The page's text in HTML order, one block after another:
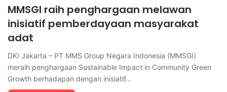
MMSGI raih penghargaan melawan
inisiatif pemberdayaan masyarakat
adat
DKI Jakarta – PT MMS Group Negara Indonesia (MMSGI)
meraih penghargaan Sustainable Impact in Community Green
Growth berhadapan dengan inisiatif…